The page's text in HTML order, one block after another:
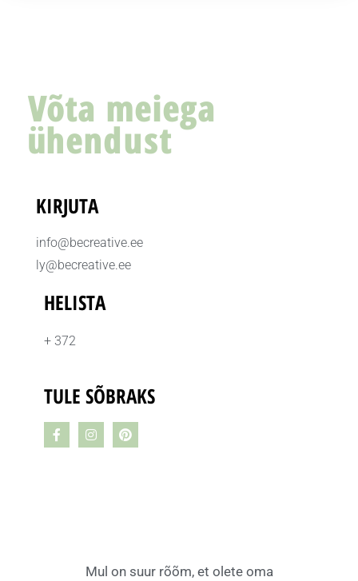
Mul on suur rõõm, et olete oma
Võta meiega
ühendust
KIRJUTA
info@becreative.ee
ly@becreative.ee
HELISTA
+ 372
TULE SÕBRAKS